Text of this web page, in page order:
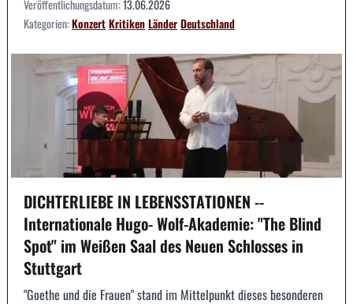
Veröffentlichungsdatum:13.06.2026
Kategorien:KonzertKritikenLänderDeutschland
DICHTERLIEBE IN LEBENSSTATIONEN --
Internationale Hugo- Wolf-Akademie: "The Blind
Spot" im Weißen Saal des Neuen Schlosses in
Stuttgart
"Goethe und die Frauen" stand im Mittelpunkt dieses besonderen